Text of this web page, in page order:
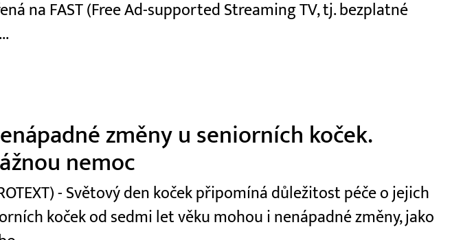
na FAST (Free Ad-supported Streaming TV, tj. bezplatné
změny u seniorních koček.
nemoc
- Světový den koček připomíná důležitost péče o jejich
koček od sedmi let věku mohou i nenápadné změny, jako